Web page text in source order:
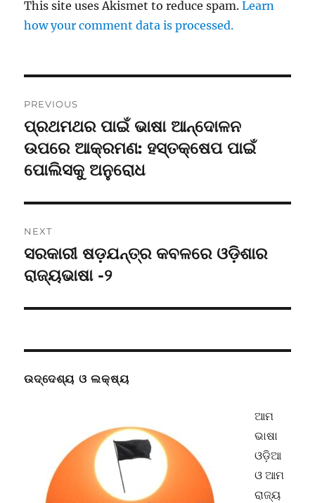
This site uses Akismet to reduce spam.Learn
how your comment data is processed.
navigation
PREVIOUS
Previous
post:
ପ୍ରଥମଥର ପାଇଁ ଭାଷା ଆନ୍ଦୋଳନ
ଉପରେ ଆକ୍ରମଣ: ହସ୍ତକ୍ଷେପ ପାଇଁ
ପୋଲିସକୁ ଅନୁରୋଧ
NEXT
Next
post:
ସରକାରୀ ଷଡ଼ଯନ୍ତ୍ର କବଳରେ ଓଡ଼ିଶାର
ରାଜ୍ୟଭାଷା -୨
ଉଦ୍ଦେଶ୍ୟ ଓ ଲକ୍ଷ୍ୟ
ଆମ
ଭାଷା
ଓଡ଼ିଆ
ଓ ଆମ
ରାଜ୍ୟ